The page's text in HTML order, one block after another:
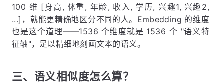
100 维 [身高, 体重, 年龄, 收入, 学历, 兴趣1, 兴趣2,
...]，就能更精确地区分不同的人。Embedding 的维度
也是这个道理——1536 个维度就是 1536 个 "语义特
征轴"，足以精细地刻画文本的语义。
三、语义相似度怎么算？